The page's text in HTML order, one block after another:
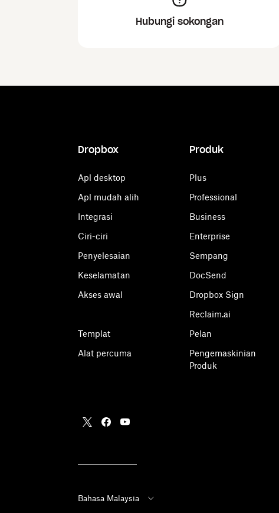
Hubungi sokongan
Dropbox
Apl desktop
Apl mudah alih
Integrasi
Ciri-ciri
Penyelesaian
Keselamatan
Akses awal
Templat
Alat percuma
Produk
Plus
Professional
Business
Enterprise
Sempang
DocSend
Dropbox Sign
Reclaim.ai
Pelan
Pengemaskinian
Produk
Bahasa Malaysia